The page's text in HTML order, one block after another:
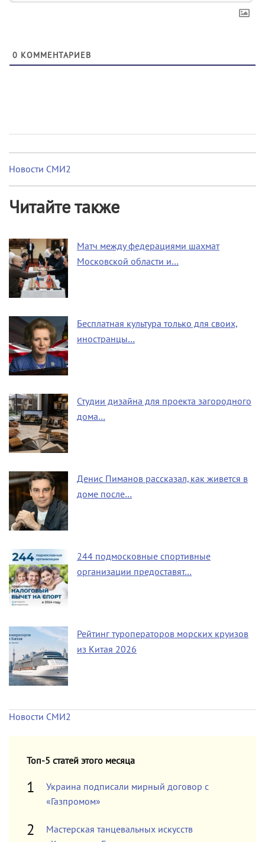
0 КОММЕНТАРИЕВ
Новости СМИ2
Читайте также
Матч между федерациями шахмат
Московской области и…
Бесплатная культура только для своих,
иностранцы…
Студии дизайна для проекта загородного
дома…
Денис Пиманов рассказал, как живется в
доме после…
244 подмосковные спортивные
организации предоставят…
Рейтинг туроператоров морских круизов
из Китая 2026
Новости СМИ2
Топ-5 статей этого месяца
Украина подписали мирный договор с
«Газпромом»
Мастерская танцевальных искусств